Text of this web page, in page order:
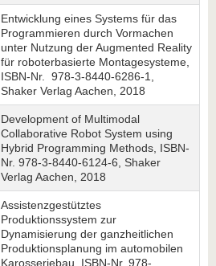
Entwicklung eines Systems für das
Programmieren durch Vormachen
unter Nutzung der Augmented Reality
für roboterbasierte Montagesysteme,
ISBN-Nr. 978-3-8440-6286-1,
Shaker Verlag Aachen, 2018
Development of Multimodal
Collaborative Robot System using
Hybrid Programming Methods, ISBN-
Nr. 978-3-8440-6124-6, Shaker
Verlag Aachen, 2018
Assistenzgestütztes
Produktionssystem zur
Dynamisierung der ganzheitlichen
Produktionsplanung im automobilen
Karosseriebau, ISBN-Nr. 978-